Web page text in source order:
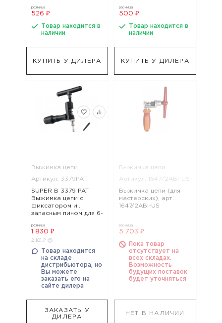
розница
526 ₽
Товар находится в
наличии
КУПИТЬ У ДИЛЕРА
розница
500 ₽
Товар находится в
наличии
КУПИТЬ У ДИЛЕРА
Выжимка цепи
Артикул: 3379PAT
SUPER B 3379 PAT.
Выжимка цепи с
фиксатором и
запасным пином для 6-
а также для , арт.
розница
1 830 ₽
2 101 ₽
Товар находится
на складе
дистрибьютора, но
Вы можете
заказать его на
сайте дилера
ЗАКАЗАТЬ У
ДИЛЕРА
Выжимка цепи
Артикул: 1647/2ABI-US
Выжимка цепи (для
мастерских), арт.
1647/2ABI-US
розница
5 703 ₽
Пока товар
отсутствует на
всех складах.
Возможность
будущих поставок
будет уточняться
НЕТ В НАЛИЧИИ